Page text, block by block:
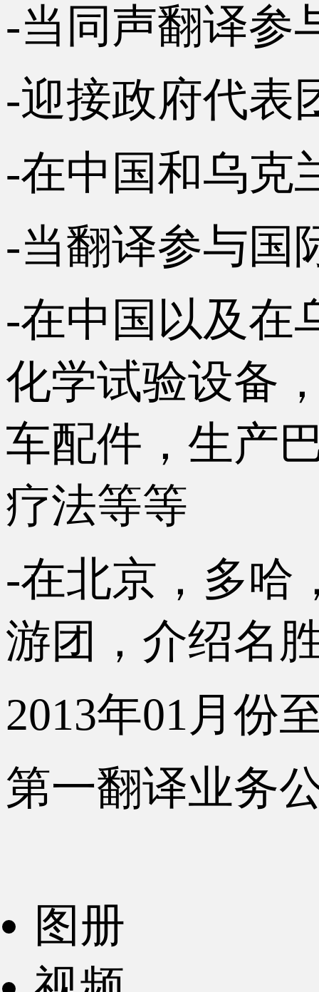
-当同声翻译参
-迎接政府代表
-在中国和乌克
-当翻译参与国
-在中国以及在
化学试验设备
车配件，生产
疗法等等
-在北京，多哈
游团，介绍名
2013年01月份
第一翻译业务
图册